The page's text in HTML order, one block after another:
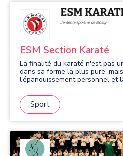
ESM Section Karaté
La finalité du karaté n'est pas
dans sa forme la plus pure,
l'épanouissement personnel et
variété d'exercices techniques
convergent vers ces objectifs.
apporte une signification et
Sport